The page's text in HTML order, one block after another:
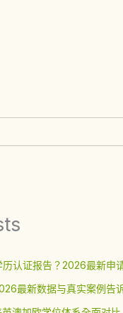
认证报告？2026最新申
最新数据与真实案例告